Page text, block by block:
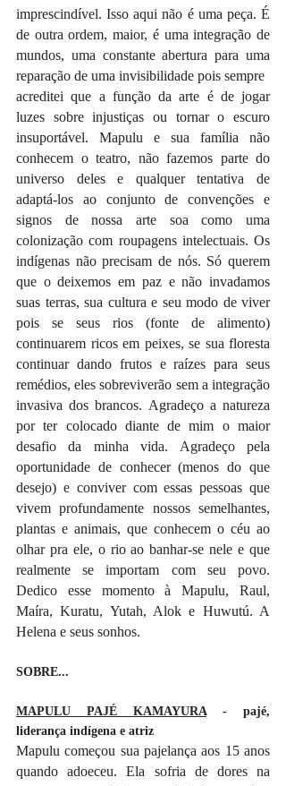
imprescindível. Isso aqui não é uma peça. É
de outra ordem, maior, é uma integração de
mundos, uma constante abertura para uma
reparação de uma invisibilidade pois sempre
acreditei que a função da arte é de jogar
luzes sobre injustiças ou tornar o escuro
insuportável. Mapulu e sua família não
conhecem o teatro, não fazemos parte do
universo deles e qualquer tentativa de
adaptá-los ao conjunto de convenções e
signos de nossa arte soa como uma
colonização com roupagens intelectuais. Os
indígenas não precisam de nós. Só querem
que o deixemos em paz e não invadamos
suas terras, sua cultura e seu modo de viver
pois se seus rios (fonte de alimento)
continuarem ricos em peixes, se sua floresta
continuar dando frutos e raízes para seus
remédios, eles sobreviverão sem a integração
invasiva dos brancos. Agradeço a natureza
por ter colocado diante de mim o maior
desafio da minha vida. Agradeço pela
oportunidade de conhecer (menos do que
desejo) e conviver com essas pessoas que
vivem profundamente nossos semelhantes,
plantas e animais, que conhecem o céu ao
olhar pra ele, o rio ao banhar-se nele e que
realmente se importam com seu povo.
Dedico esse momento à Mapulu, Raul,
Maíra, Kuratu, Yutah, Alok e Huwutú. A
Helena e seus sonhos.
SOBRE...
MAPULU PAJÉ KAMAYURA - pajé,
liderança indígena e atriz
Mapulu começou sua pajelança aos 15 anos
quando adoeceu. Ela sofria de dores na